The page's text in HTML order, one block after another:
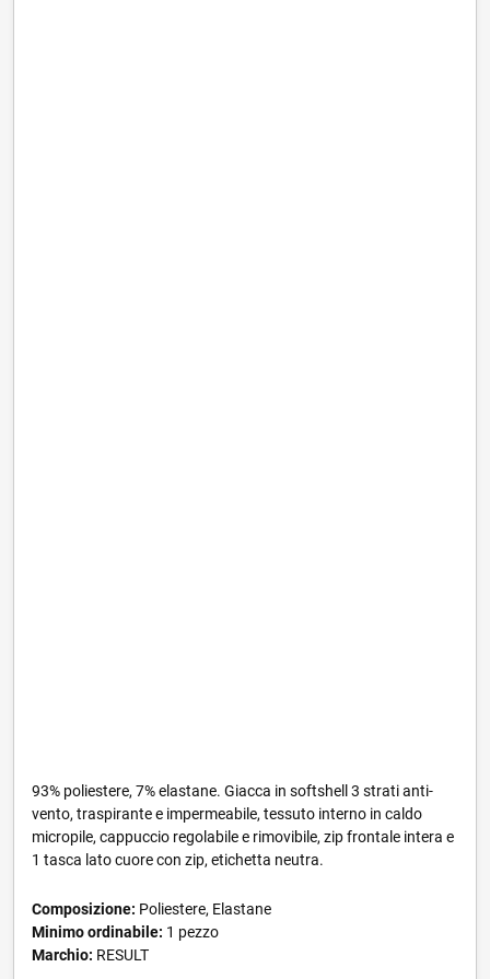
93% poliestere, 7% elastane. Giacca in softshell 3 strati anti-
vento, traspirante e impermeabile, tessuto interno in caldo
micropile, cappuccio regolabile e rimovibile, zip frontale intera e
1 tasca lato cuore con zip, etichetta neutra.
Composizione: Poliestere, Elastane
Minimo ordinabile: 1 pezzo
Marchio: RESULT